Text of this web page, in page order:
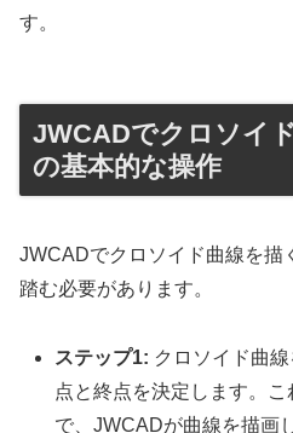
す。
JWCADでクロソイ
の基本的な操作
JWCADでクロソイド曲線を描
踏む必要があります。
ステップ1: クロソイド曲
点と終点を決定します。
で、JWCADが曲線を描画